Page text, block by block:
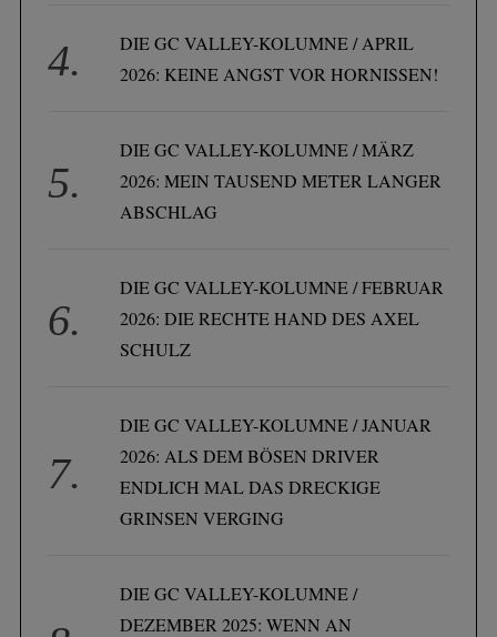
DIE GC VALLEY-KOLUMNE / APRIL
2026: KEINE ANGST VOR HORNISSEN!
DIE GC VALLEY-KOLUMNE / MÄRZ
2026: MEIN TAUSEND METER LANGER
ABSCHLAG
DIE GC VALLEY-KOLUMNE / FEBRUAR
2026: DIE RECHTE HAND DES AXEL
SCHULZ
DIE GC VALLEY-KOLUMNE / JANUAR
2026: ALS DEM BÖSEN DRIVER
ENDLICH MAL DAS DRECKIGE
GRINSEN VERGING
DIE GC VALLEY-KOLUMNE /
DEZEMBER 2025: WENN AN